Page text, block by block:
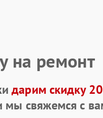
на ремонт
дарим скидку
мы свяжемся с